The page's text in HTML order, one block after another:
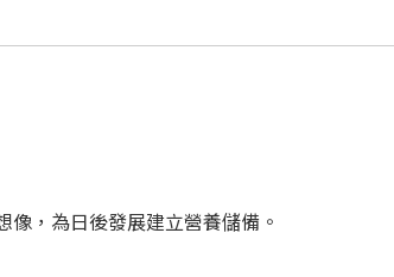
，為日後發展建立營養儲備。